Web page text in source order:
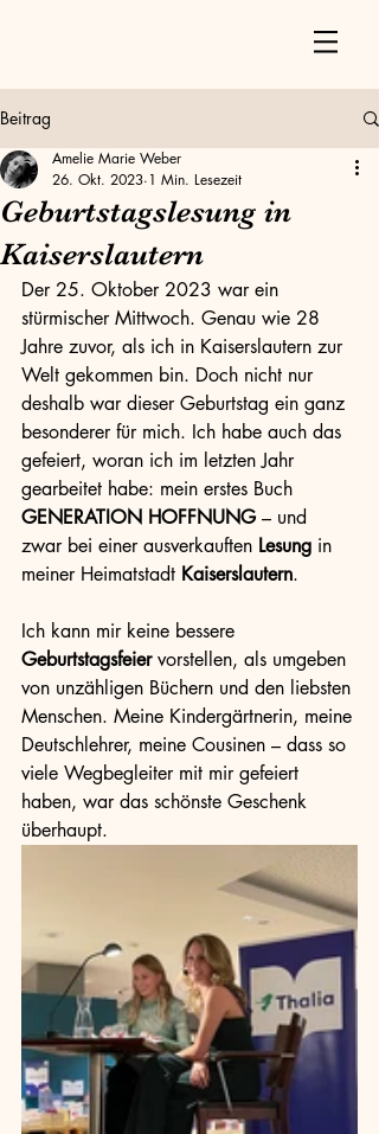
Beitrag
Geburtstagslesung in
Kaiserslautern
Amelie Marie Weber
26. Okt. 2023 1 Min. Lesezeit
Der 25. Oktober 2023 war ein
stürmischer Mittwoch. Genau wie 28
Jahre zuvor, als ich in Kaiserslautern zur
Welt gekommen bin. Doch nicht nur
deshalb war dieser Geburtstag ein ganz
besonderer für mich. Ich habe auch das
gefeiert, woran ich im letzten Jahr
gearbeitet habe: mein erstes Buch
GENERATION HOFFNUNG – und
zwar bei einer ausverkauften Lesung in
meiner Heimatstadt Kaiserslautern.
Ich kann mir keine bessere
Geburtstagsfeier vorstellen, als umgeben
von unzähligen Büchern und den liebsten
Menschen. Meine Kindergärtnerin, meine
Deutschlehrer, meine Cousinen – dass so
viele Wegbegleiter mit mir gefeiert
haben, war das schönste Geschenk
überhaupt.